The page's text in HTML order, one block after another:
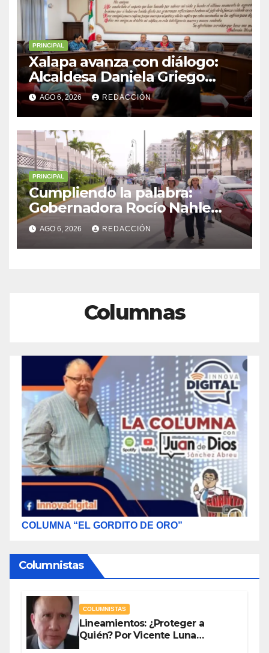
PRINCIPAL
Xalapa avanza con diálogo:
Alcaldesa Daniela Griego
Ceballos impulsa obras y
servicios para colonias del
municipio
AGO 6, 2026 REDACCIÓN
PRINCIPAL
Cumpliendo la palabra:
Gobernadora Rocío Nahle
impulsa la gran rehabilitación
del Centro Histórico de
Veracruz
AGO 6, 2026 REDACCIÓN
Columnas
COLUMNA “EL GORDITO DE ORO”
Columnistas
COLUMNISTAS
Lineamientos: ¿Proteger a
Quién? Por Vicente Luna